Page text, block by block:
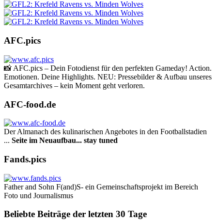
AFC.pics
📸 AFC.pics – Dein Fotodienst für den perfekten Gameday! Action.
Emotionen. Deine Highlights. NEU: Pressebilder & Aufbau unseres
Gesamtarchives – kein Moment geht verloren.
AFC-food.de
Der Almanach des ku­li­na­rischen Angebotes in den Footballstadien
... Seite im Neuaufbau... stay tuned
Fands.pics
Father and Sohn F(and)S- ein Gemeinschaftsprojekt im Bereich
Foto und Journalismus
Beliebte Beiträge der letzten 30 Tage